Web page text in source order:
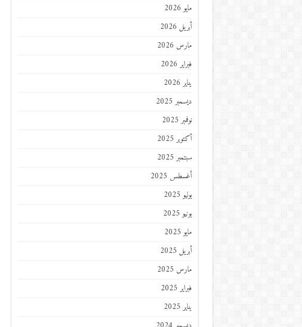
مايو 2026
أبريل 2026
مارس 2026
فبراير 2026
يناير 2026
ديسمبر 2025
نوفمبر 2025
أكتوبر 2025
سبتمبر 2025
أغسطس 2025
يوليو 2025
يونيو 2025
مايو 2025
أبريل 2025
مارس 2025
فبراير 2025
يناير 2025